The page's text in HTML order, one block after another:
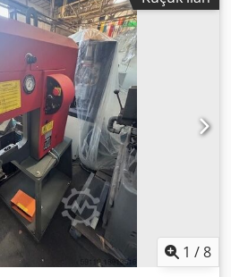
Basın Typ: EPMR
E Eisfx Aa Tea Şematik şeması
gibi her şeyi aldın. Elektrik
Dikkat: kucaklamak Birim ve
için kabloları dahil değildir
1 /8